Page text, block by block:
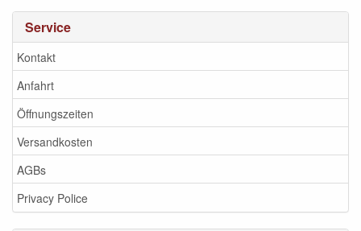
Service
Kontakt
Anfahrt
Öffnungszeiten
Versandkosten
AGBs
Privacy Police